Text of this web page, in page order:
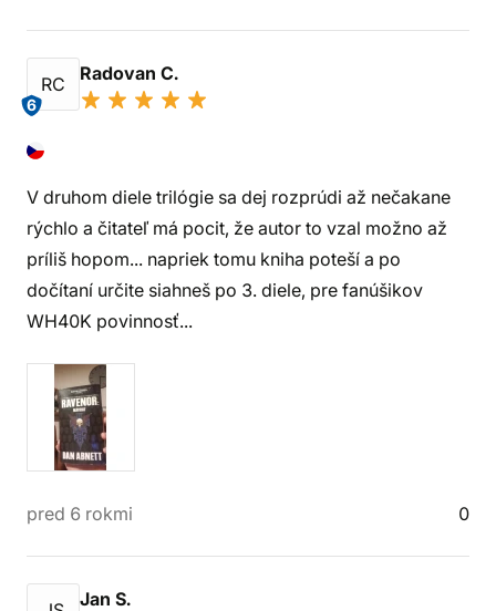
RC
6
Radovan C.
V druhom diele trilógie sa dej rozprúdi až nečakane
rýchlo a čitateľ má pocit, že autor to vzal možno až
príliš hopom... napriek tomu kniha poteší a po
dočítaní určite siahneš po 3. diele, pre fanúšikov
WH40K povinnosť...
pred 6 rokmi 0
Jan S.